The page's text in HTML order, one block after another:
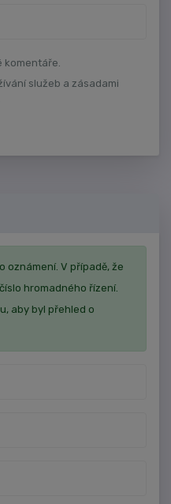
komentáře.
služeb a zásadami
oznámení. V případě, že
hromadného řízení.
aby byl přehled o